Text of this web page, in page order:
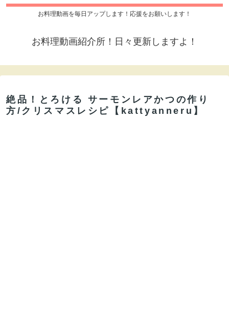
お料理動画を毎日アップします！応援をお願いします！
お料理動画紹介所！日々更新しますよ！
絶品！とろける サーモンレアかつの作り
方/クリスマスレシピ【kattyanneru】